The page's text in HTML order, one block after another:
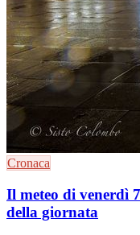
Cronaca
Il meteo di venerdì
della giornata